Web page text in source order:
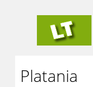
Platania